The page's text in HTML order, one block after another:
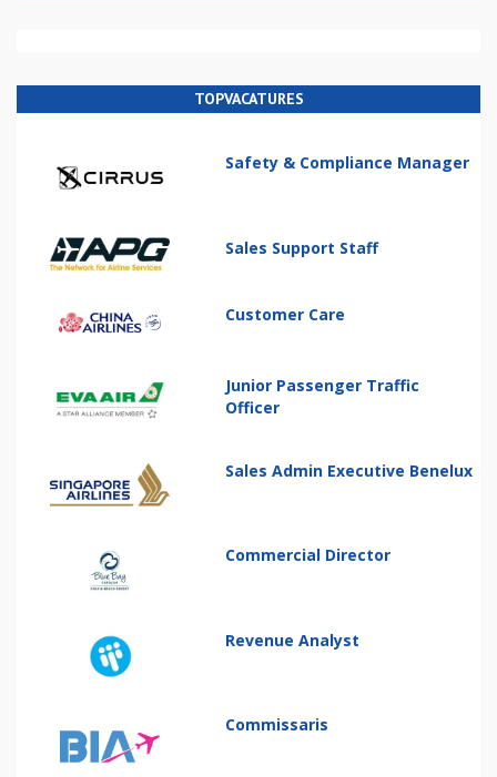
TOPVACATURES
Safety & Compliance Manager
Sales Support Staff
Customer Care
Junior Passenger Traffic
Officer
Sales Admin Executive Benelux
Commercial Director
Revenue Analyst
Commissaris